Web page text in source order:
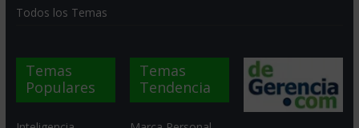
Todos los Temas
Temas
Populares
Temas
Tendencia